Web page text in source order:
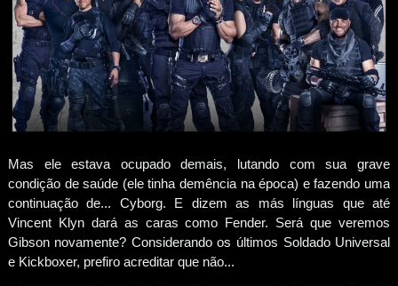
Mas ele estava ocupado demais, lutando com sua grave
condição de saúde (ele tinha demência na época) e fazendo uma
continuação de... Cyborg. E dizem as más línguas que até
Vincent Klyn dará as caras como Fender. Será que veremos
Gibson novamente? Considerando os últimos Soldado Universal
e Kickboxer, prefiro acreditar que não...